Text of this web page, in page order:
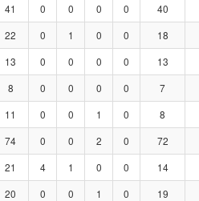
41 0 0 0 0 40
22 0 1 0 0 18
13 0 0 0 0 13
8 0 0 0 0 7
11 0 0 1 0 8
74 0 0 2 0 72
21 4 1 0 0 14
20 0 0 1 0 19